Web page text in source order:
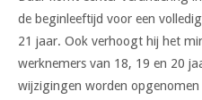
de beginleeftijd voor een
21 jaar. Ook verhoogt hij het
werknemers van 18, 19 en 20
wijzigingen worden